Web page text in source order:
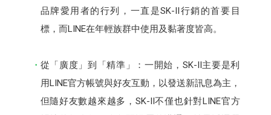
品牌愛用者的行列，一直是SK-II行銷的首要目
標，而LINE在年輕族群中使用及黏著度皆高。
從「廣度」到「精準」：一開始，SK-II主要是利
用LINE官方帳號與好友互動，以發送新訊息為主，
但隨好友數越來越多，SK-II不僅也針對LINE官方